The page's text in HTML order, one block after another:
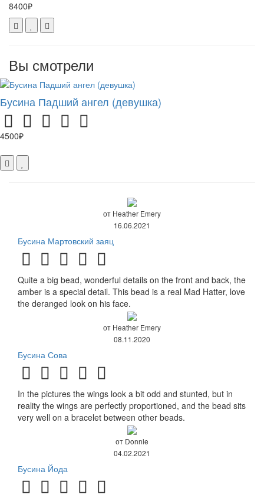
8400₽
Вы смотрели
Бусина Падший ангел (девушка)
4500₽
от Heather Emery
16.06.2021
Бусина Мартовский заяц
Quite a big bead, wonderful details on the front and back, the
amber is a special detail. This bead is a real Mad Hatter, love
the deranged look on his face.
от Heather Emery
08.11.2020
Бусина Сова
In the pictures the wings look a bit odd and stunted, but in
reality the wings are perfectly proportioned, and the bead sits
very well on a bracelet between other beads.
от Donnie
04.02.2021
Бусина Йода